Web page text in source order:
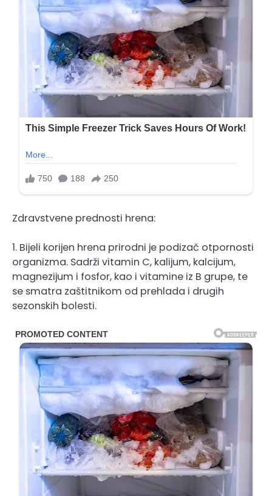
Zdravstvene prednosti hrena:
1. Bijeli korijen hrena prirodni je podizač otpornosti
organizma. Sadrži vitamin C, kalijum, kalcijum,
magnezijum i fosfor, kao i vitamine iz B grupe, te
se smatra zaštitnikom od prehlada i drugih
sezonskih bolesti.